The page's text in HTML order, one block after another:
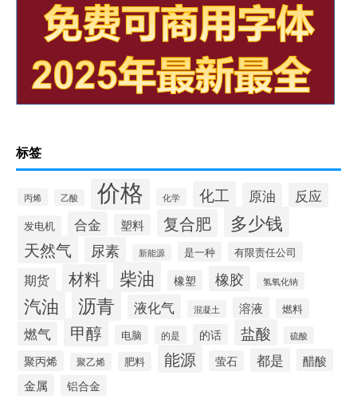
标签
丙烯 乙酸 价格 化学 化工 原油 反应
发电机 合金 塑料 复合肥 多少钱
天然气 尿素 新能源 是一种 有限责任公司
期货 材料 柴油 橡塑 橡胶 氢氧化钠
汽油 沥青 液化气 混凝土 溶液 燃料
燃气 甲醇 电脑 的是 的话 盐酸 硫酸
聚丙烯 聚乙烯 肥料 能源 萤石 都是 醋酸
金属 铝合金